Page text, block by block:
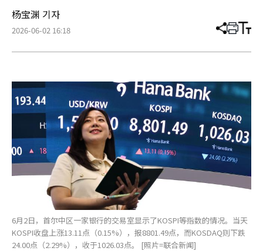
杨宝渊 기자
2026-06-02 16:18 分
章
打 调
小
6月2日，首尔中区一家银行的交易室显示了KOSPI等指数的情况。当天
KOSPI收盘上涨13.11点（0.15%），报8801.49点，而KOSDAQ则下跌
24.00点（2.29%），收于1026.03点。 [照片=联合新闻]